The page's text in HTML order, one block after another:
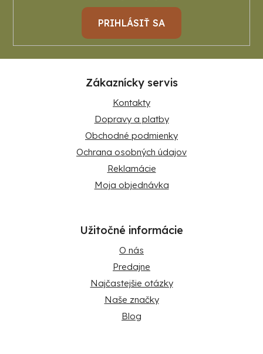
PRIHLÁSIŤ SA
Zákaznícky servis
Kontakty
Dopravy a platby
Obchodné podmienky
Ochrana osobných údajov
Reklamácie
Moja objednávka
Užitočné informácie
O nás
Predajne
Najčastejšie otázky
Naše značky
Blog